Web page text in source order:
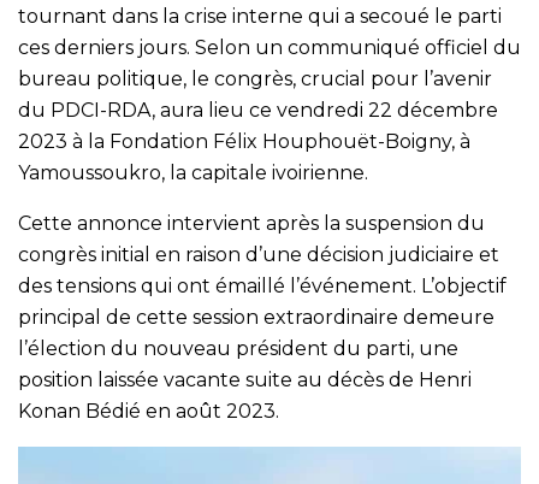
tournant dans la crise interne qui a secoué le parti
ces derniers jours. Selon un communiqué officiel du
bureau politique, le congrès, crucial pour l’avenir
du PDCI-RDA, aura lieu ce vendredi 22 décembre
2023 à la Fondation Félix Houphouët-Boigny, à
Yamoussoukro, la capitale ivoirienne.
Cette annonce intervient après la suspension du
congrès initial en raison d’une décision judiciaire et
des tensions qui ont émaillé l’événement. L’objectif
principal de cette session extraordinaire demeure
l’élection du nouveau président du parti, une
position laissée vacante suite au décès de Henri
Konan Bédié en août 2023.